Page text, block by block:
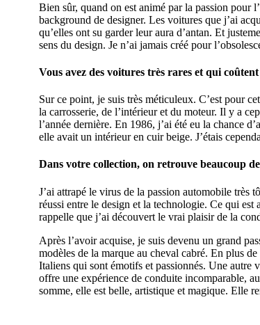
Bien sûr, quand on est animé par la passion pour
background de designer. Les voitures que j’ai
qu’elles ont su garder leur aura d’antan. Et
sens du design. Je n’ai jamais créé pour
Vous avez des voitures très rares et qui
Sur ce point, je suis très méticuleux. C’est pour
la carrosserie, de l’intérieur et du moteur. Il y a
l’année dernière. En 1986, j’ai été eu la chance
elle avait un intérieur en cuir beige. J’étais
Dans votre collection, on retrouve beaucoup
J’ai attrapé le virus de la passion automobile très
réussi entre le design et la technologie. Ce qui est
rappelle que j’ai découvert le vrai plaisir de la
Après l’avoir acquise, je suis devenu un grand
modèles de la marque au cheval cabré. En plus
Italiens qui sont émotifs et passionnés. Une autre
offre une expérience de conduite incomparable,
somme, elle est belle, artistique et magique. Elle